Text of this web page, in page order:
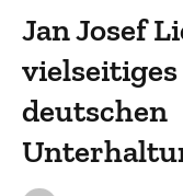
Jan Josef
deutschen